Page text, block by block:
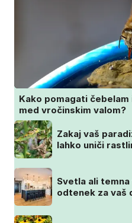
Kako pomagati
med vročinskim valom?
Zakaj vaš
lahko uniči
Svetla ali
odtenek za vaš